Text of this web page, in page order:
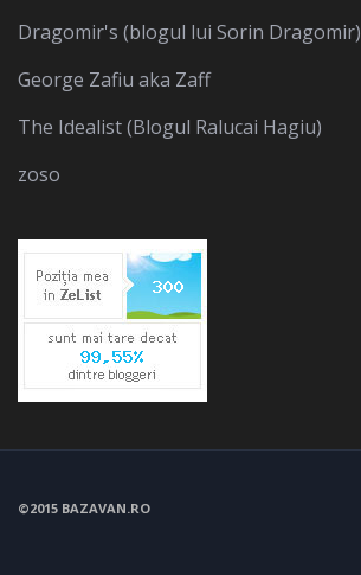
Dragomir's (blogul lui Sorin Dragomir)
George Zafiu aka Zaff
The Idealist (Blogul Ralucai Hagiu)
zoso
©2015 BAZAVAN.RO